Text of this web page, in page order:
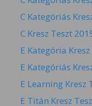
C Kategóriás
C Kresz Teszt
E Kategória
E Kategóriás
E Learning Kresz
E Titán Kresz